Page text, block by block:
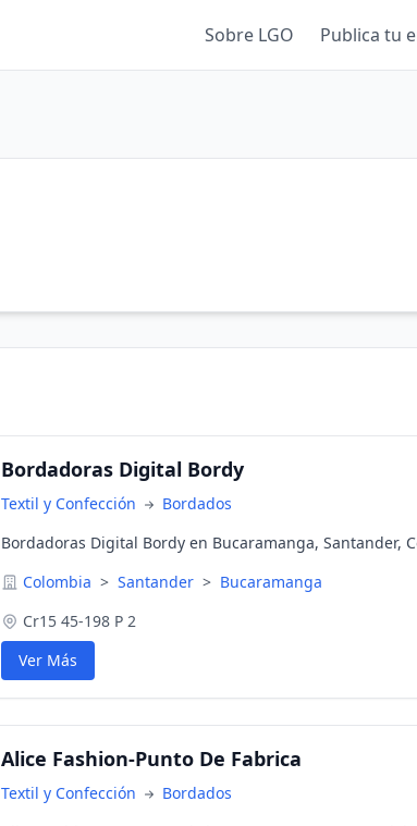
Sobre LGO Publica tu
Bordadoras Digital Bordy
Textil y Confección
Bordados
Bordadoras Digital Bordy en Bucaramanga, Santander,
Colombia > Santander > Bucaramanga
Cr15 45-198 P 2
Ver Más
Alice Fashion-Punto De Fabrica
Textil y Confección
Bordados